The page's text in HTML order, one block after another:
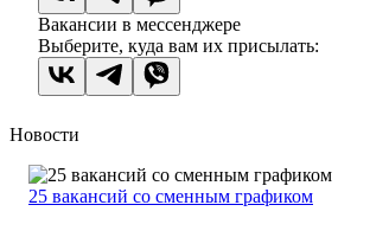
Вакансии в мессенджере
Выберите, куда вам их присылать:
Новости
25 вакансий со сменным графиком